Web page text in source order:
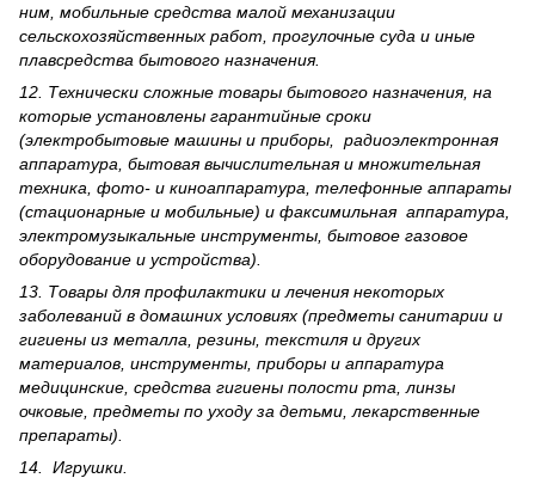
ним, мобильные средства малой механизации
сельскохозяйственных работ, прогулочные суда и иные
плавсредства бытового назначения.
12. Технически сложные товары бытового назна­чения, на
которые установлены гарантийные сроки
(электробытовые машины и приборы, радиоэлектронная
аппаратура, бытовая вычислительная и множительная
техника, фото- и киноаппаратура, телефонные аппараты
(стационарные и мобильные) и факсимильная аппаратура,
электрому­зыкальные инструменты, бытовое газовое
оборудование и устройства).
13. Товары для профилактики и лечения некоторых
заболеваний в домашних условиях (предметы санитарии и
гигиены из металла, резины, текстиля и других
материалов, инструменты, приборы и аппаратура
медицинские, средства гигиены полости рта, линзы
очковые, предметы по уходу за детьми, лекарственные
препараты).
14. Игрушки.